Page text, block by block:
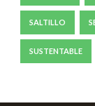
SALTILLO
SUSTENTABLE